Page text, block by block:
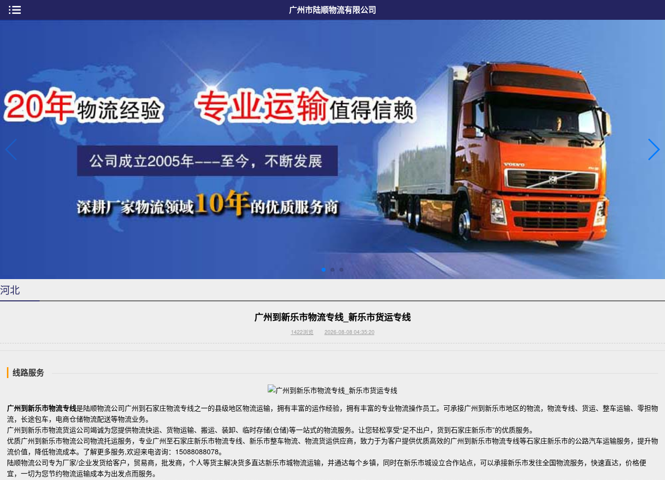
广州市陆顺物流有限公司
河北
广州到新乐市物流专线_新乐市货运专线
1422浏览 2026-08-08 04:35:20
线路服务
广州到新乐市物流专线是陆顺物流公司广州到石家庄物流专线之一的县级地区物流运输，拥有丰富的运作经验，拥有丰富的专业物流操作员工。可承接广州到新乐市地区的物流，物流专线、货运、整车运输、零担物
流，长途包车，电商仓储物流配送等物流业务。
广州到新乐市物流货运公司竭诚为您提供物流快运、货物运输、搬运、装卸、临时存储(仓储)等一站式的物流服务。让您轻松享受“足不出户，货到石家庄新乐市”的优质服务。
优质广州到新乐市物流公司物流托运服务，专业广州至石家庄新乐市物流专线、新乐市整车物流、物流货运供应商，致力于为客户提供优质高效的广州到新乐市物流专线等石家庄新乐市的公路汽车运输服务，提升物
流价值，降低物流成本。了解更多服务,欢迎来电咨询：15088088078。
陆顺物流公司专为厂家/企业发货给客户，贸易商，批发商，个人等货主解决货多直达新乐市城物流运输，并通达每个乡镇，同时在新乐市城设立合作站点，可以承接新乐市发往全国物流服务，快速直达，价格便
宜，一切为您节约物流运输成本为出发点而服务。